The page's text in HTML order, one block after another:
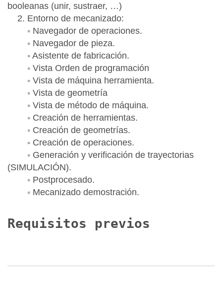
booleanas (unir, sustraer, …)
2. Entorno de mecanizado:
◦ Navegador de operaciones.
◦ Navegador de pieza.
◦ Asistente de fabricación.
◦ Vista Orden de programación
◦ Vista de máquina herramienta.
◦ Vista de geometría
◦ Vista de método de máquina.
◦ Creación de herramientas.
◦ Creación de geometrías.
◦ Creación de operaciones.
◦ Generación y verificación de trayectorias
(SIMULACIÓN).
◦ Postprocesado.
◦ Mecanizado demostración.
Requisitos previos